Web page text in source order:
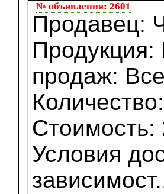
№ объявления: 2601
Продавец:
продаж:
Стоимость:
Условия